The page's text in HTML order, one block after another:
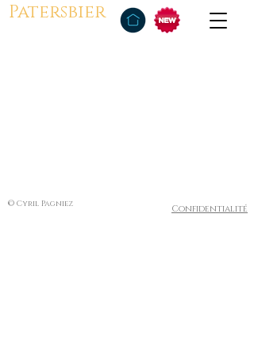
Patersbier
© Cyril Pagniez Confidentialité